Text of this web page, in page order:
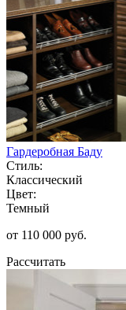
Гардеробная Баду
Стиль:
Классический
Цвет:
Темный
от 110 000 руб.
Рассчитать